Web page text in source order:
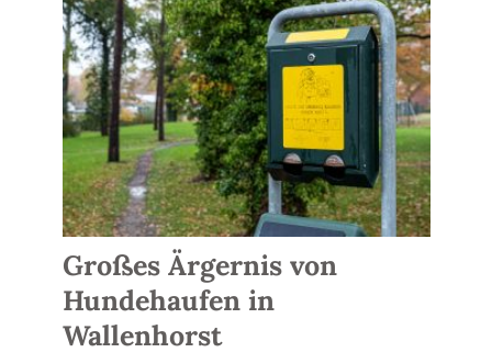
Großes Ärgernis von
Hundehaufen in
Wallenhorst